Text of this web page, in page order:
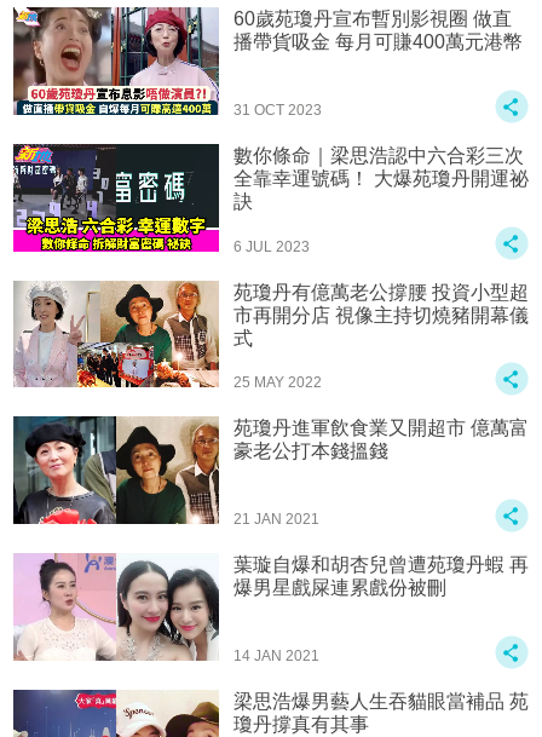
60歲苑瓊丹宣布暫別影視圈 做直
播帶貨吸金 每月可賺400萬元港幣
31 OCT 2023
數你條命｜梁思浩認中六合彩三次
全靠幸運號碼！ 大爆苑瓊丹開運祕
訣
6 JUL 2023
苑瓊丹有億萬老公撐腰 投資小型超
市再開分店 視像主持切燒豬開幕儀
式
25 MAY 2022
苑瓊丹進軍飲食業又開超市 億萬富
豪老公打本錢搵錢
21 JAN 2021
葉璇自爆和胡杏兒曾遭苑瓊丹蝦 再
爆男星戲屎連累戲份被刪
14 JAN 2021
梁思浩爆男藝人生吞貓眼當補品 苑
瓊丹撐真有其事